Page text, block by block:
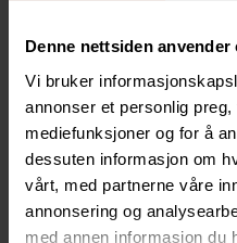
Denne nettsiden anvender
Vi bruker
annonser et personlig
mediefunksjoner og for å
dessuten informasjon om
vårt, med partnerne våre
annonsering og
med annen informasjon du